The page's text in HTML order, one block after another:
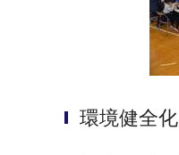
環境健全化